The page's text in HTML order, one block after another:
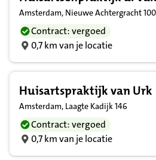
Amsterdam, Nieuwe Achtergracht 100
Contract: vergoed
0,7 km van je locatie
Huisartspraktijk van Urk
Amsterdam, Laagte Kadijk 146
Contract: vergoed
0,7 km van je locatie